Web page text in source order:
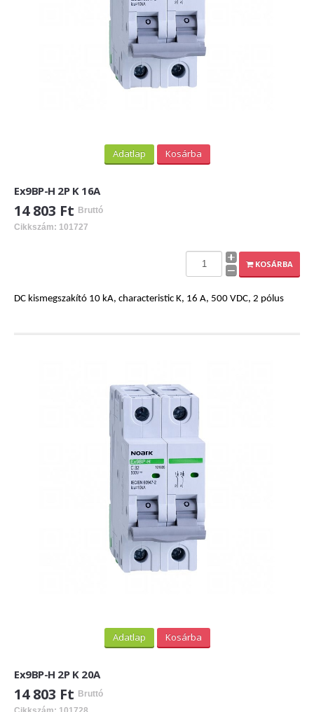
Adatlap Kosárba
Ex9BP-H 2P K 16A
14 803 Ft Bruttó
Cikkszám: 101727
KOSÁRBA
DC kismegszakító 10 kA, characteristic K, 16 A, 500 VDC, 2 pólus
Adatlap Kosárba
Ex9BP-H 2P K 20A
14 803 Ft Bruttó